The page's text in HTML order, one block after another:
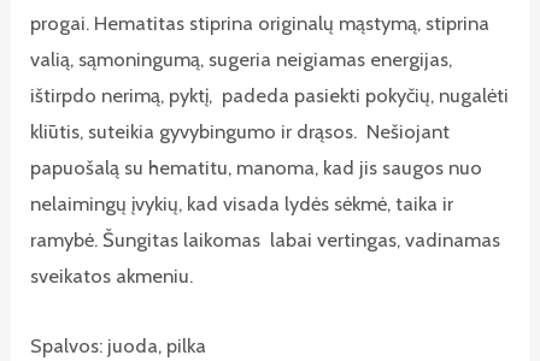
progai. Hematitas stiprina originalų mąstymą, stiprina
valią, sąmoningumą, sugeria neigiamas energijas,
ištirpdo nerimą, pyktį, padeda pasiekti pokyčių, nugalėti
kliūtis, suteikia gyvybingumo ir drąsos. Nešiojant
papuošalą su hematitu, manoma, kad jis saugos nuo
nelaimingų įvykių, kad visada lydės sėkmė, taika ir
ramybė. Šungitas laikomas labai vertingas, vadinamas
sveikatos akmeniu.
Spalvos: juoda, pilka